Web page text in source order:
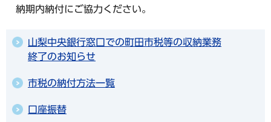
納期内納付にご協力ください。
山梨中央銀行窓口での町田市税等の収納業務
終了のお知らせ
市税の納付方法一覧
口座振替